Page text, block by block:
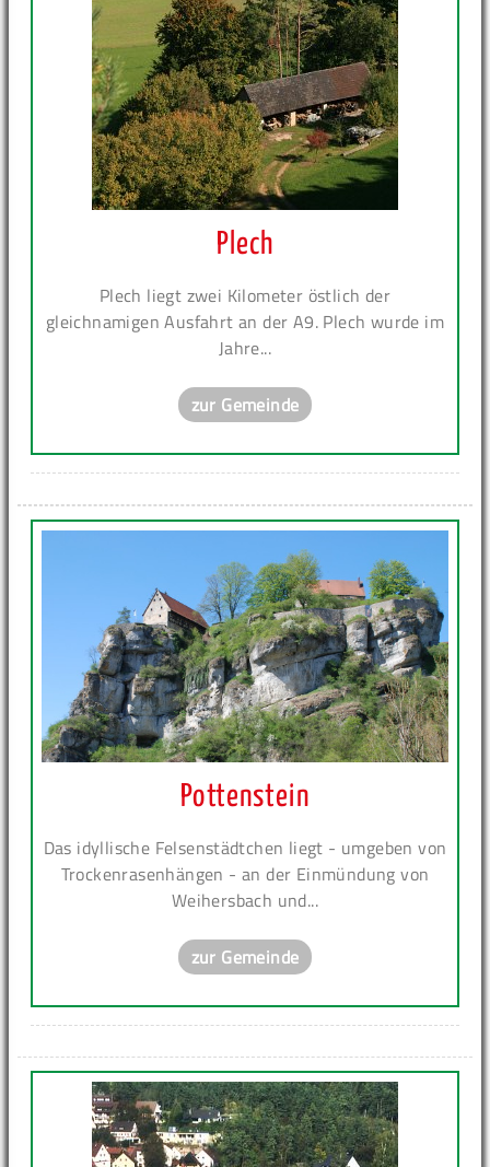
Plech
Plech liegt zwei Kilometer östlich der
gleichnamigen Ausfahrt an der A9. Plech wurde im
Jahre...
zur Gemeinde
Pottenstein
Das idyllische Felsenstädtchen liegt - umgeben von
Trockenrasenhängen - an der Einmündung von
Weihersbach und...
zur Gemeinde